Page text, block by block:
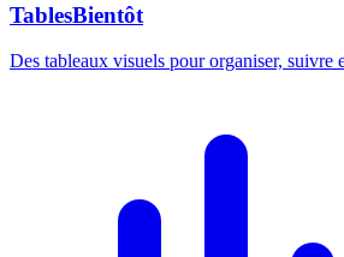
TablesBientôt
Des tableaux visuels pour organiser, suivre